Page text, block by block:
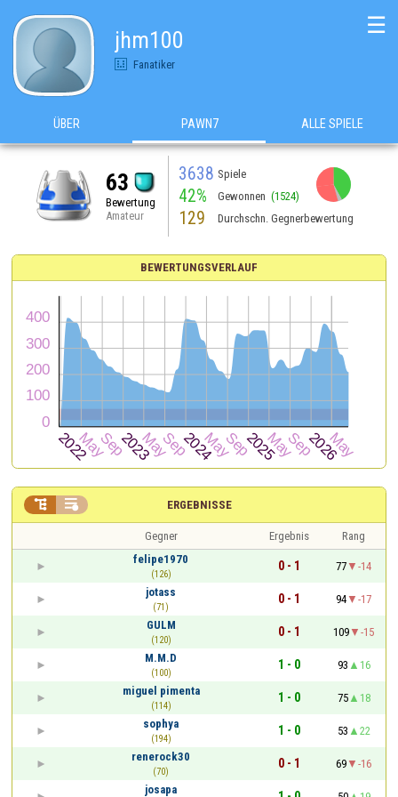
jhm100
Fanatiker
☰
ÜBER PAWN7 ALLE SPIELE
63
Bewertung
Amateur
3638 Spiele
42% Gewonnen (1524)
129 Durchschn. Gegnerbewertung
BEWERTUNGSVERLAUF
ERGEBNISSE
 
Gegner Ergebnis
Rang
felipe1970
(126)
0 - 1 77
-14
jotass
(71)
0 - 1 94
-17
GULM
(120)
0 - 1 109
-15
M.M.D
(100)
1 - 0 93
16
miguel pimenta
(114)
1 - 0 75
18
sophya
(194)
1 - 0 53
22
renerock30
(70)
0 - 1 69
-16
josapa